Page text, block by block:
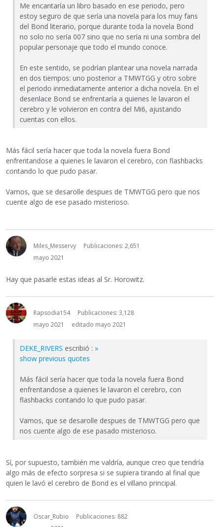
Me encantaría un libro basado en ese periodo, pero
estoy seguro de que sería una novela para los muy fans
del Bond literario, porque durante toda la novela Bond
no solo no sería 007 sino que no sería ni una sombra del
popular personaje que todo el mundo conoce.
En este sentido, se podrían plantear una novela narrada
en dos tiempos: uno posterior a TMWTGG y otro sobre
el periodo inmediatamente anterior a dicha novela. En el
desenlace Bond se enfrentaría a quienes le lavaron el
cerebro y le volvieron en contra del Mi6, ajustando
cuentas con ellos.
Más fácil sería hacer que toda la novela fuera Bond
enfrentandose a quienes le lavaron el cerebro, con flashbacks
contando lo que pudo pasar.
Vamos, que se desarolle despues de TMWTGG pero que nos
cuente algo de ese pasado misterioso.
Miles_Messervy
Publicaciones: 2,651
mayo 2021
Hay que pasarle estas ideas al Sr. Horowitz.
Rapsodia154
Publicaciones: 3,128
mayo 2021
editado mayo 2021
DEKE_RIVERS escribió : »
show previous quotes
Más fácil sería hacer que toda la novela fuera Bond
enfrentandose a quienes le lavaron el cerebro, con
flashbacks contando lo que pudo pasar.
Vamos, que se desarolle despues de TMWTGG pero que
nos cuente algo de ese pasado misterioso.
Sí, por supuesto, también me valdría, aunque creo que tendría
algo más de efecto sorpresa si se supiera tirando al final que
quien le lavó el cerebro de Bond es el villano principal.
Oscar_Rubio
Publicaciones: 882